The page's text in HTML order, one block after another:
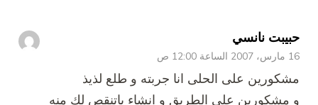
حبيبت نانسي
16 مارس، 2007 الساعة 12:00 ص
مشكورين على الحلى انا جربته و طلع لذيذ
و مشكورين على الطريق و انشاء باتنقص لك منه